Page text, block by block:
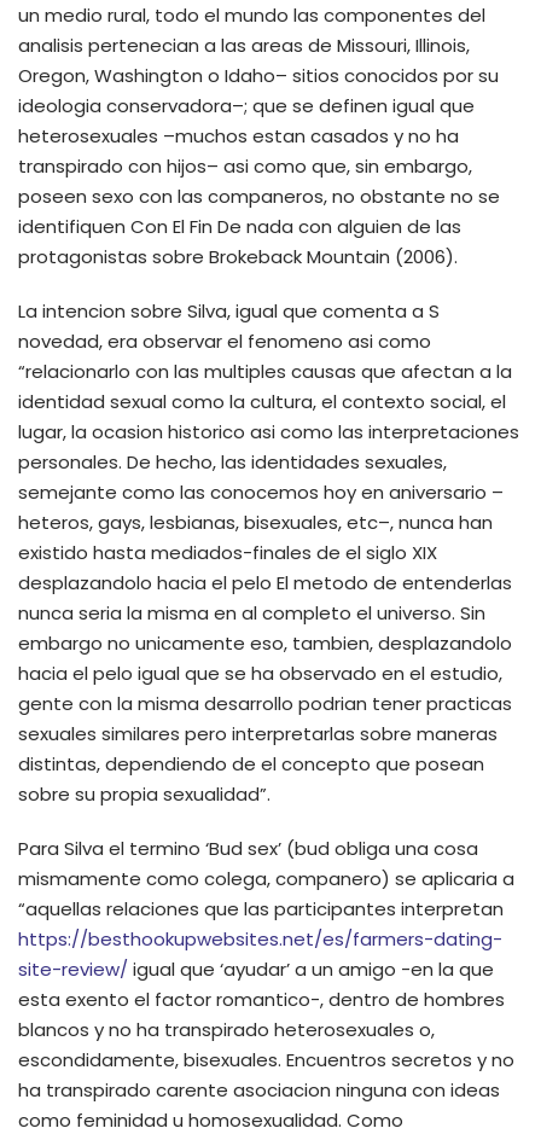
un medio rural, todo el mundo las componentes del
analisis pertenecian a las areas de Missouri, Illinois,
Oregon, Washington o Idaho– sitios conocidos por su
ideologia conservadora–; que se definen igual que
heterosexuales –muchos estan casados y no ha
transpirado con hijos– asi­ como que, sin embargo,
poseen sexo con las companeros, no obstante no se
identifiquen Con El Fin De nada con alguien de las
protagonistas sobre Brokeback Mountain (2006).
La intencion sobre Silva, igual que comenta a S
novedad, era observar el fenomeno asi­ como
“relacionarlo con las multiples causas que afectan a la
identidad sexual como la cultura, el contexto social, el
lugar, la ocasion historico asi­ como las interpretaciones
personales. De hecho, las identidades sexuales,
semejante como las conocemos hoy en aniversario –
heteros, gays, lesbianas, bisexuales, etc–, nunca han
existido hasta mediados-finales de el siglo XIX
desplazandolo hacia el pelo El metodo de entenderlas
nunca seri­a la misma en al completo el universo. Sin
embargo no unicamente eso, tambien, desplazandolo
hacia el pelo igual que se ha observado en el estudio,
gente con la misma desarrollo podri­an tener practicas
sexuales similares pero interpretarlas sobre maneras
distintas, dependiendo de el concepto que posean
sobre su propia sexualidad”.
Para Silva el termino ‘Bud sex’ (bud obliga una cosa
mismamente como colega, companero) se aplicaria a
“aquellas relaciones que las participantes interpretan
https://besthookupwebsites.net/es/farmers-dating-
site-review/igual que ‘ayudar’ a un amigo -en la que
esta exento el factor romantico-, dentro de hombres
blancos y no ha transpirado heterosexuales o,
escondidamente, bisexuales. Encuentros secretos y no
ha transpirado carente asociacion ninguna con ideas
como feminidad u homosexualidad. Como